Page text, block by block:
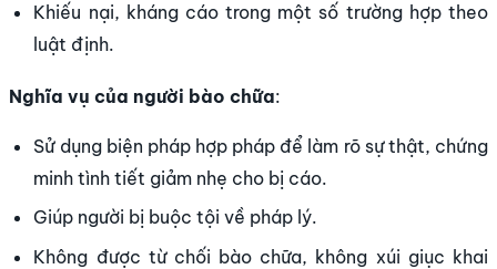
Khiếu nại, kháng cáo trong một số trường hợp theo
luật định.
Nghĩa vụ của người bào chữa:
Sử dụng biện pháp hợp pháp để làm rõ sự thật, chứng
minh tình tiết giảm nhẹ cho bị cáo.
Giúp người bị buộc tội về pháp lý.
Không được từ chối bào chữa, không xúi giục khai